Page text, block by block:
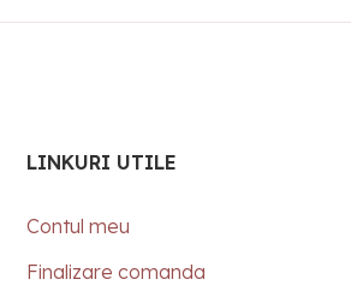
LINKURI UTILE
Contul meu
Finalizare comanda